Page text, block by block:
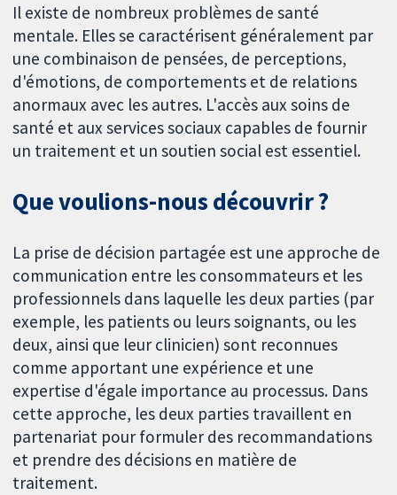
Il existe de nombreux problèmes de santé
mentale. Elles se caractérisent généralement par
une combinaison de pensées, de perceptions,
d'émotions, de comportements et de relations
anormaux avec les autres. L'accès aux soins de
santé et aux services sociaux capables de fournir
un traitement et un soutien social est essentiel.
Que voulions-nous découvrir ?
La prise de décision partagée est une approche de
communication entre les consommateurs et les
professionnels dans laquelle les deux parties (par
exemple, les patients ou leurs soignants, ou les
deux, ainsi que leur clinicien) sont reconnues
comme apportant une expérience et une
expertise d'égale importance au processus. Dans
cette approche, les deux parties travaillent en
partenariat pour formuler des recommandations
et prendre des décisions en matière de
traitement.